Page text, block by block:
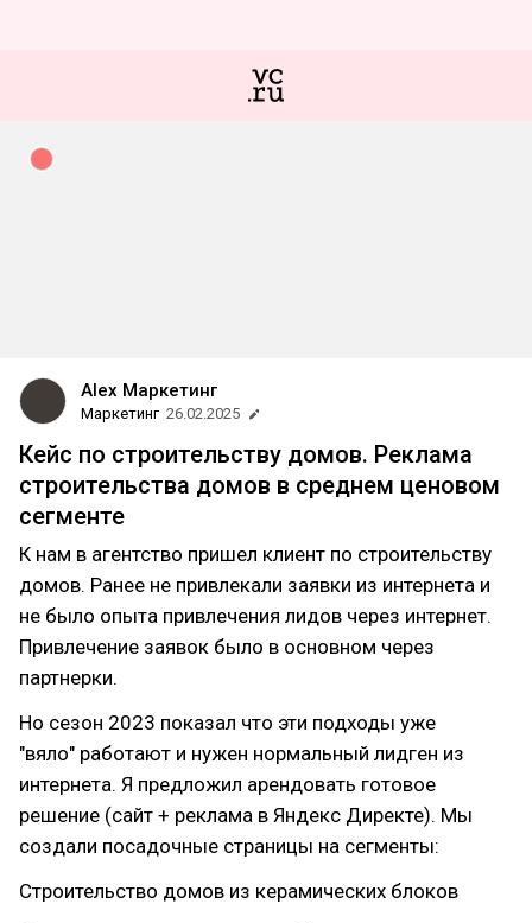
Alex Маркетинг
Маркетинг 26.02.2025
Кейс по строительству домов. Реклама
строительства домов в среднем ценовом
сегменте
К нам в агентство пришел клиент по строительству
домов. Ранее не привлекали заявки из интернета и
не было опыта привлечения лидов через интернет.
Привлечение заявок было в основном через
партнерки.
Но сезон 2023 показал что эти подходы уже
"вяло" работают и нужен нормальный лидген из
интернета. Я предложил арендовать готовое
решение (сайт + реклама в Яндекс Директе). Мы
создали посадочные страницы на сегменты:
Строительство домов из керамических блоков